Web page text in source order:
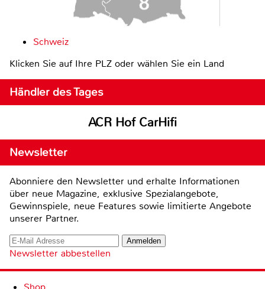
Schweiz
Klicken Sie auf Ihre PLZ oder wählen Sie ein Land
Händler des Tages
ACR Hof CarHifi
Newsletter
Abonniere den Newsletter und erhalte Informationen
über neue Magazine, exklusive Spezialangebote,
Gewinnspiele, neue Features sowie limitierte Angebote
unserer Partner.
Newsletter abbestellen